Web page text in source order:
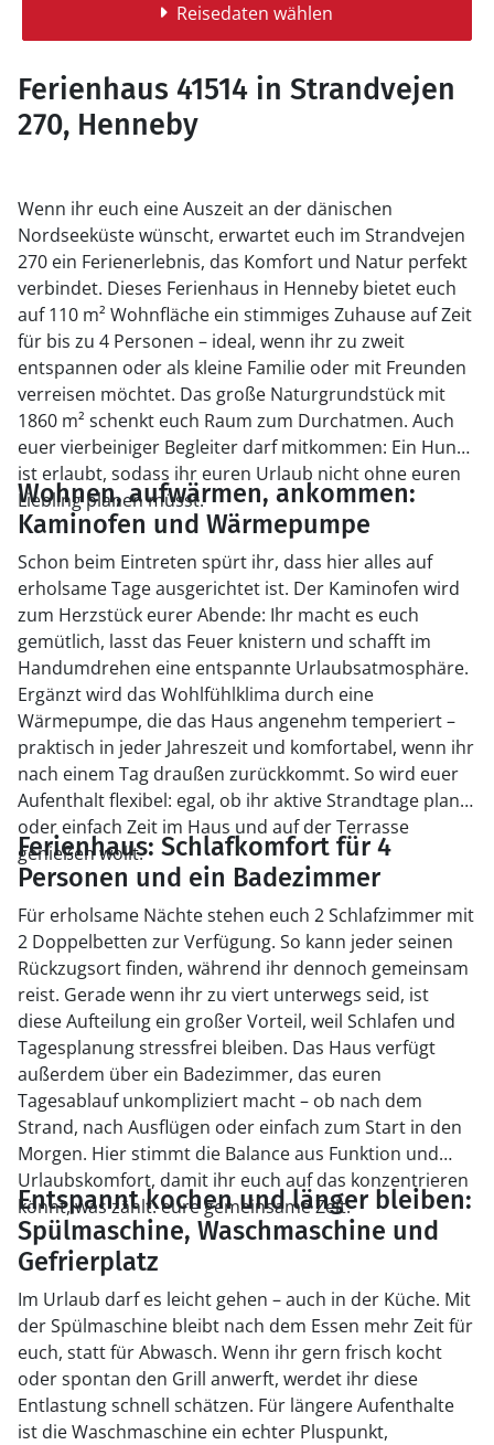
Reisedaten wählen
Ferienhaus 41514 in Strandvejen
270, Henneby
Wenn ihr euch eine Auszeit an der dänischen
Nordseeküste wünscht, erwartet euch im Strandvejen
270 ein Ferienerlebnis, das Komfort und Natur perfekt
verbindet. Dieses Ferienhaus in Henneby bietet euch
auf 110 m² Wohnfläche ein stimmiges Zuhause auf Zeit
für bis zu 4 Personen – ideal, wenn ihr zu zweit
entspannen oder als kleine Familie oder mit Freunden
verreisen möchtet. Das große Naturgrundstück mit
1860 m² schenkt euch Raum zum Durchatmen. Auch
euer vierbeiniger Begleiter darf mitkommen: Ein Hund
ist erlaubt, sodass ihr euren Urlaub nicht ohne euren
Liebling planen müsst.
Wohnen, aufwärmen, ankommen:
Kaminofen und Wärmepumpe
Schon beim Eintreten spürt ihr, dass hier alles auf
erholsame Tage ausgerichtet ist. Der Kaminofen wird
zum Herzstück eurer Abende: Ihr macht es euch
gemütlich, lasst das Feuer knistern und schafft im
Handumdrehen eine entspannte Urlaubsatmosphäre.
Ergänzt wird das Wohlfühlklima durch eine
Wärmepumpe, die das Haus angenehm temperiert –
praktisch in jeder Jahreszeit und komfortabel, wenn ihr
nach einem Tag draußen zurückkommt. So wird euer
Aufenthalt flexibel: egal, ob ihr aktive Strandtage plant
oder einfach Zeit im Haus und auf der Terrasse
genießen wollt.
Ferienhaus: Schlafkomfort für 4
Personen und ein Badezimmer
Für erholsame Nächte stehen euch 2 Schlafzimmer mit
2 Doppelbetten zur Verfügung. So kann jeder seinen
Rückzugsort finden, während ihr dennoch gemeinsam
reist. Gerade wenn ihr zu viert unterwegs seid, ist
diese Aufteilung ein großer Vorteil, weil Schlafen und
Tagesplanung stressfrei bleiben. Das Haus verfügt
außerdem über ein Badezimmer, das euren
Tagesablauf unkompliziert macht – ob nach dem
Strand, nach Ausflügen oder einfach zum Start in den
Morgen. Hier stimmt die Balance aus Funktion und
Urlaubskomfort, damit ihr euch auf das konzentrieren
könnt, was zählt: eure gemeinsame Zeit.
Entspannt kochen und länger bleiben:
Spülmaschine, Waschmaschine und
Gefrierplatz
Im Urlaub darf es leicht gehen – auch in der Küche. Mit
der Spülmaschine bleibt nach dem Essen mehr Zeit für
euch, statt für Abwasch. Wenn ihr gern frisch kocht
oder spontan den Grill anwerft, werdet ihr diese
Entlastung schnell schätzen. Für längere Aufenthalte
ist die Waschmaschine ein echter Pluspunkt,